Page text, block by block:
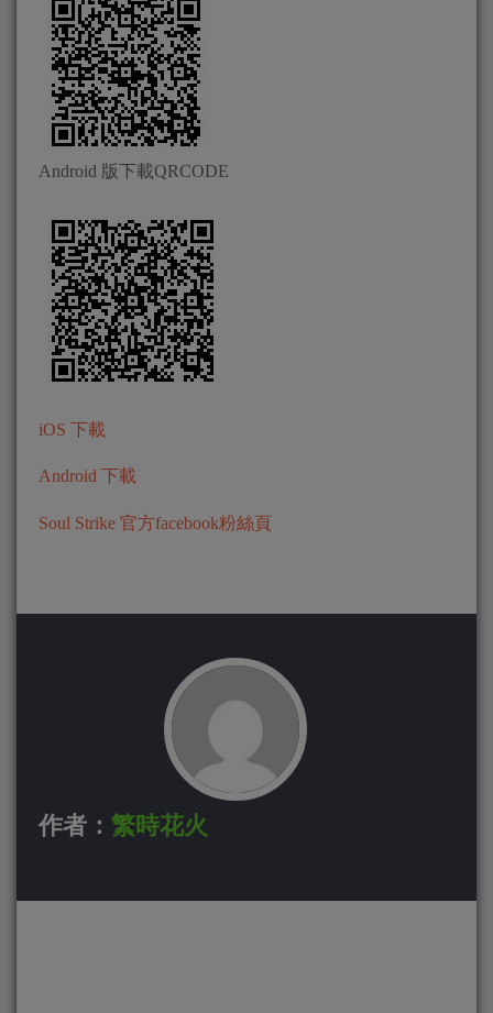
Android 版下載QRCODE
iOS 下載
Android 下載
Soul Strike 官方facebook粉絲頁
作者： 繁時花火